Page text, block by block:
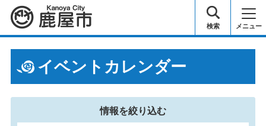
鹿屋市 検索 メニュー
イベントカレンダー
情報を絞り込む